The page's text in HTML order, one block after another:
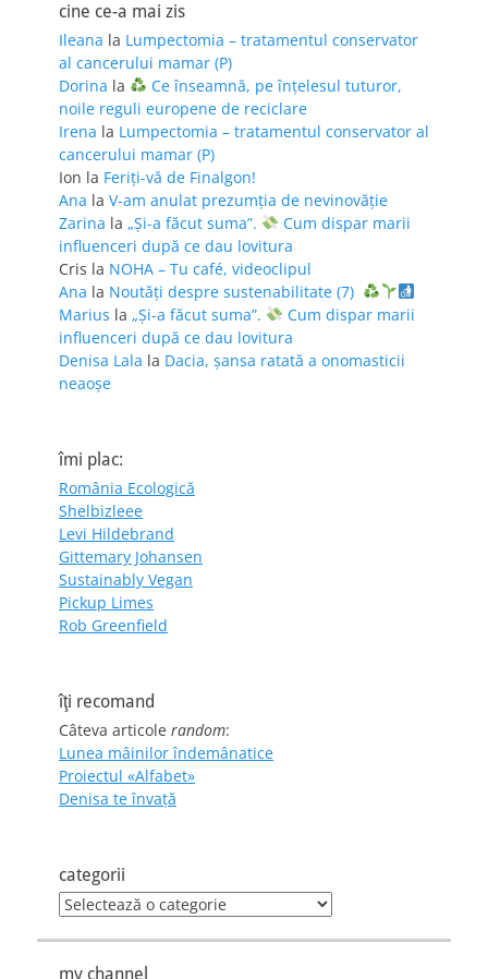
cine ce-a mai zis
Ileana la Lumpectomia – tratamentul conservator
al cancerului mamar (P)
Dorina la
Ce înseamnă, pe înțelesul tuturor,
noile reguli europene de reciclare
Irena la Lumpectomia – tratamentul conservator al
cancerului mamar (P)
Ion la Feriţi-vă de Finalgon!
Ana la V-am anulat prezumția de nevinovăție
Zarina la „Și-a făcut suma”.
Cum dispar marii
influenceri după ce dau lovitura
Cris la NOHA – Tu café, videoclipul
Ana la Noutăți despre sustenabilitate (7)
Marius la „Și-a făcut suma”.
Cum dispar marii
influenceri după ce dau lovitura
Denisa Lala la Dacia, șansa ratată a onomasticii
neaoșe
îmi plac:
România Ecologică
Shelbizleee
Levi Hildebrand
Gittemary Johansen
Sustainably Vegan
Pickup Limes
Rob Greenfield
îţi recomand
Câteva articole random:
Lunea mâinilor îndemânatice
Proiectul «Alfabet»
Denisa te învaţă
categorii
categorii
my channel